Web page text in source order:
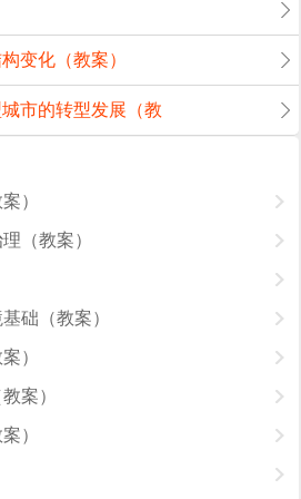
变化（教案）
市的转型发展（教
）
（教案）
础（教案）
）
案）
）